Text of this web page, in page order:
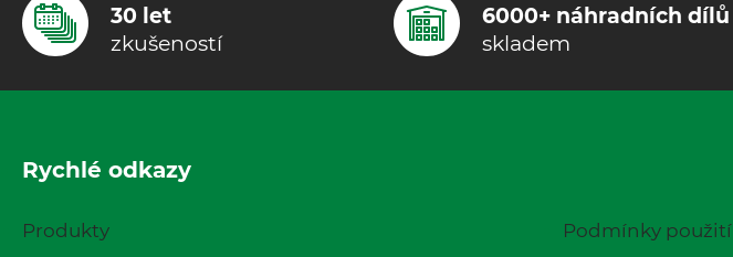
30 let
zkušeností
6000+ náhradních dílů
skladem
Rychlé odkazy
Produkty Podmínky použití